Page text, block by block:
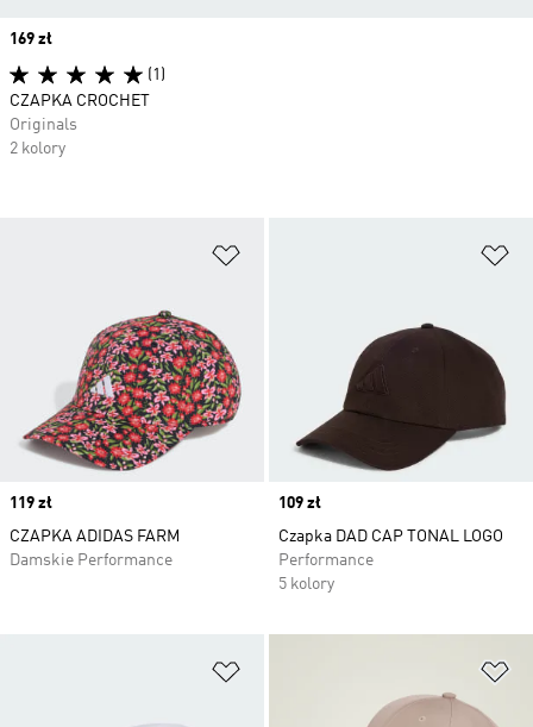
Price
119 zł
CZAPKA ADIDAS FARM
Damskie Performance
Price
109 zł
Czapka DAD CAP TONAL LOGO
Performance
5 kolory
Price
169 zł
(1)
CZAPKA CROCHET
Originals
2 kolory